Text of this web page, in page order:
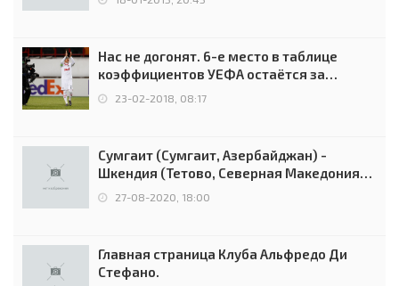
Нас не догонят. 6-е место в таблице
коэффициентов УЕФА остаётся за
Россией
23-02-2018, 08:17
Сумгаит (Сумгаит, Азербайджан) -
Шкендия (Тетово, Северная Македония) -
0:2 (0:0)
27-08-2020, 18:00
Главная страница Клуба Альфредо Ди
Стефано.